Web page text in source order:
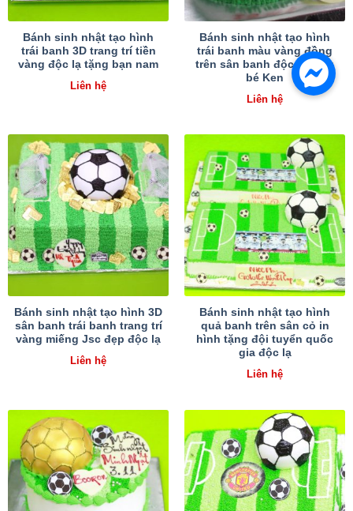
Bánh sinh nhật tạo hình
trái banh 3D trang trí tiền
vàng độc lạ tặng bạn nam
Liên hệ
Bánh sinh nhật tạo hình
trái banh màu vàng đồng
trên sân banh độc lạ tặng
bé Ken
Liên hệ
Bánh sinh nhật tạo hình 3D
sân banh trái banh trang trí
vàng miếng Jsc đẹp độc lạ
Liên hệ
Bánh sinh nhật tạo hình
quả banh trên sân cỏ in
hình tặng đội tuyển quốc
gia độc lạ
Liên hệ